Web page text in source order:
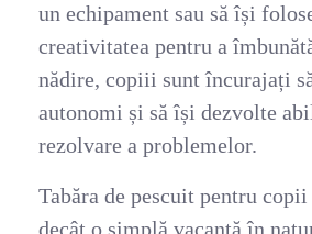
un echipament sau să își
creativitatea pentru a
nădire, copiii sunt încurajați
autonomi și să își dezvolte
rezolvare a problemelor.
Tabăra de pescuit pentru
decât o simplă vacanță în